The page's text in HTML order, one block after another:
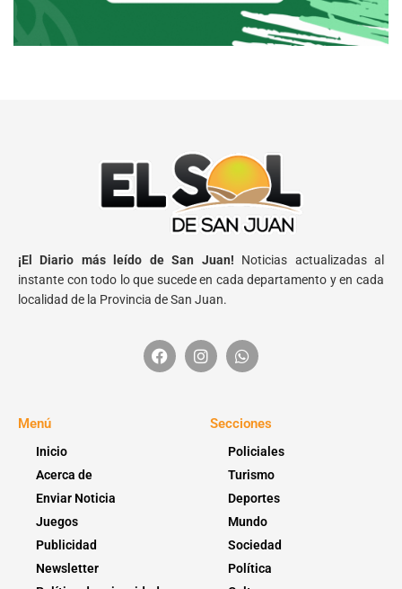
¡El Diario más leído de San Juan! Noticias actualizadas al
instante con todo lo que sucede en cada departamento y en cada
localidad de la Provincia de San Juan.
Menú
Inicio
Acerca de
Enviar Noticia
Juegos
Publicidad
Newsletter
Secciones
Policiales
Turismo
Deportes
Mundo
Sociedad
Política